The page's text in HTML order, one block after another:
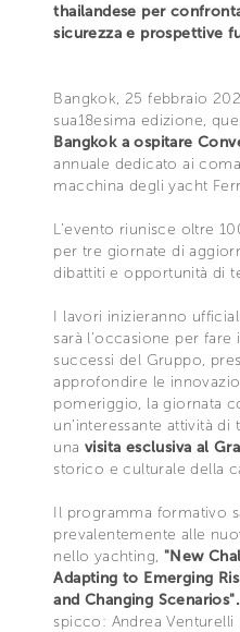
thailandese per
sicurezza e prospettive
Bangkok, 25 febbraio
sua18esima edizione,
Bangkok a ospitare
annuale dedicato ai
macchina degli yacht
L’evento riunisce oltre
per tre giornate di
dibattiti e opportunità di
I lavori inizieranno
sarà l’occasione per
successi del Gruppo,
approfondire le
pomeriggio, la giornata
un’interessante attività
una visita esclusiva al
storico e culturale della
Il programma formativo
prevalentemente alle
nello yachting, "New
Adapting to Emerging
and Changing Scenarios".
spicco: Andrea Venturelli